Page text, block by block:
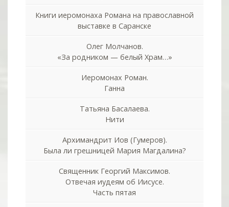
Книги иеромонаха Романа на православной
выставке в Саранске
Олег Молчанов.
«За родником — белый Храм…»
Иеромонах Роман.
Ганна
Татьяна Басалаева.
Нити
Архимандрит Иов (Гумеров).
Была ли грешницей Мария Магдалина?
Священник Георгий Максимов.
Отвечая иудеям об Иисусе.
Часть пятая